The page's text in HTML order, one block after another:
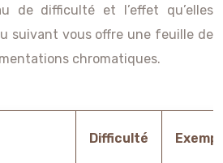
de difficulté et l’effet qu’elles
suivant vous offre une feuille de
chromatiques.
Difficulté